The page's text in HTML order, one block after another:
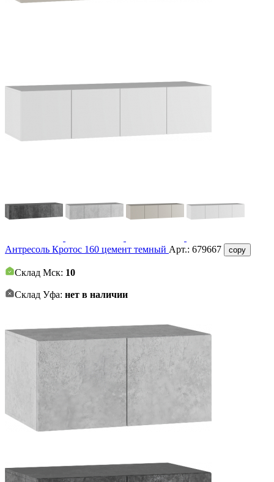
Антресоль Кротос 160 цемент темный Арт.: 679667 copy
Склад Мск: 10
Склад Уфа: нет в наличии